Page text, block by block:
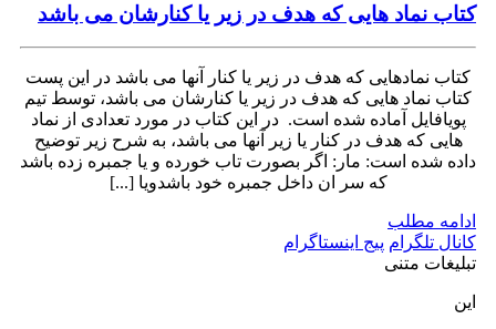
کتاب نماد هایی که هدف در زیر یا کنارشان می باشد
کتاب نمادهایی که هدف در زیر یا کنار آنها می باشد در این پست
کتاب نماد هایی که هدف در زیر یا کنارشان می باشد، توسط تیم
پویافایل آماده شده است. در این کتاب در مورد تعدادی از نماد
هایی که هدف در کنار یا زیر آنها می باشد، به شرح زیر توضیح
داده شده است: مار: اگر بصورت تاب خورده و یا جمبره زده باشد
که سر ان داخل جمبره خود باشدویا [...]
ادامه مطلب
کانال تلگرام پیج اینستاگرام
تبلیغات متنی
این